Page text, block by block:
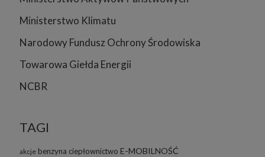
Ministerstwo Klimatu
Narodowy Fundusz Ochrony Środowiska
Towarowa Giełda Energii
NCBR
TAGI
akcje benzyna ciepłownictwo E-MOBILNOŚĆ